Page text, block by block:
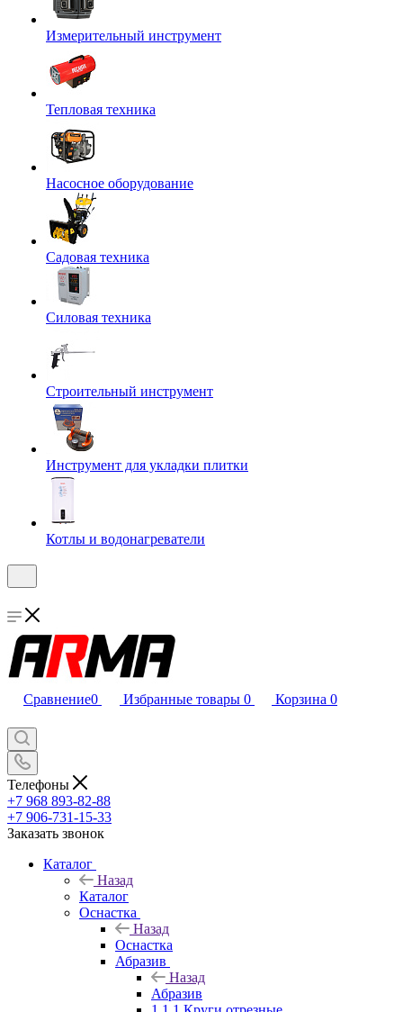
Измерительный инструмент
Тепловая техника
Насосное оборудование
Садовая техника
Силовая техника
Строительный инструмент
Инструмент для укладки плитки
Котлы и водонагреватели
Сравнение0 Избранные товары 0 Корзина 0
Телефоны
+7 968 893-82-88
+7 906-731-15-33
Заказать звонок
Каталог
Назад
Каталог
Оснастка
Назад
Оснастка
Абразив
Назад
Абразив